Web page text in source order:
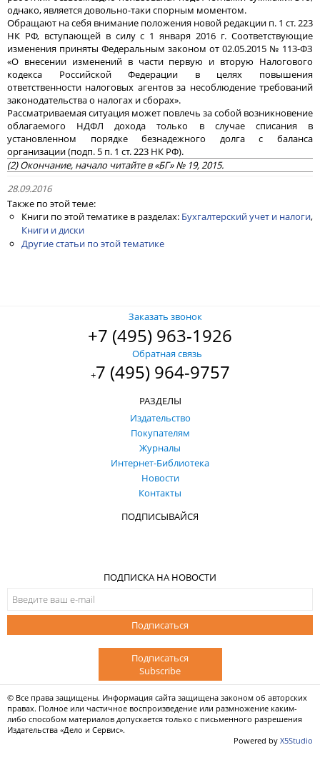
однако, является довольно-таки спорным моментом.
Обращают на себя внимание положения новой редакции п. 1 ст. 223
НК РФ, вступающей в силу с 1 января 2016 г. Соответствующие
изменения приняты Федеральным законом от 02.05.2015 № 113-ФЗ
«О внесении изменений в части первую и вторую Налогового
кодекса Российской Федерации в целях повышения
ответственности налоговых агентов за несоблюдение требований
законодательства о налогах и сборах».
Рассматриваемая ситуация может повлечь за собой возникновение
облагаемого НДФЛ дохода только в случае списания в
установленном порядке безнадежного долга с баланса
организации (подп. 5 п. 1 ст. 223 НК РФ).
(2) Окончание, начало читайте в «БГ» № 19, 2015.
28.09.2016
Также по этой теме:
Книги по этой тематике в разделах: Бухгалтерский учет и налоги,
Книги и диски
Другие статьи по этой тематике
Заказать звонок
+7 (495) 963-1926
Обратная связь
+7 (495) 964-9757
РАЗДЕЛЫ
Издательство
Покупателям
Журналы
Интернет-Библиотека
Новости
Контакты
ПОДПИСЫВАЙСЯ
ПОДПИСКА НА НОВОСТИ
Подписаться
Подписаться
Subscribe
© Все права защищены. Информация сайта защищена законом об авторских
правах. Полное или частичное воспроизведение или размножение каким-
либо способом материалов допускается только с письменного разрешения
Издательства «Дело и Сервис».
Powered by X5Studio